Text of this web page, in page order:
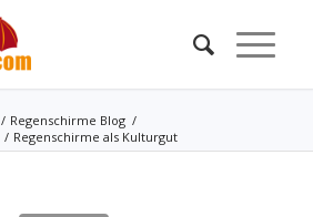
/ Regenschirme Blog /
/ Regenschirme als Kulturgut